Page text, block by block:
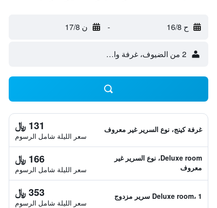
ح 16/8 - ن 17/8
2 من الضيوف، غرفة واحدة
غرفة كينج، نوع السرير غير معروف 131 ﷼
سعر الليلة شامل الرسوم
Deluxe room، نوع السرير غير
معروف
166 ﷼
سعر الليلة شامل الرسوم
Deluxe room، 1 سرير مزدوج 353 ﷼
سعر الليلة شامل الرسوم